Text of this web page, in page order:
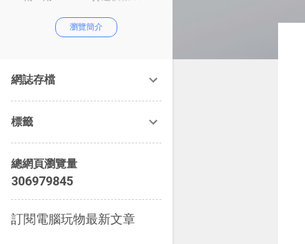
作術：從職場到人生的100個聰明
瀏覽簡介
網誌存檔
標籤
總網頁瀏覽量
306979845
訂閱電腦玩物最新文章